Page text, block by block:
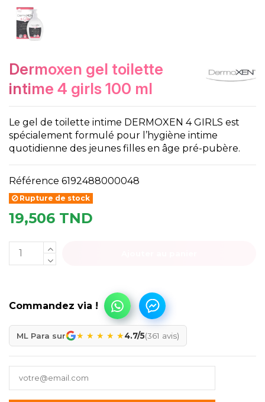
dermoxen gel toilette
intime 4 girls 100 ml
Le gel de toilette intime DERMOXEN 4 GIRLS est
spécialement formulé pour l’hygiène intime
quotidienne des jeunes filles en âge pré-pubère.
Référence 6192488000048
Rupture de stock
19,506 TND
ML Para sur ★ ★ ★ ★ ★4.7/5(361 avis)